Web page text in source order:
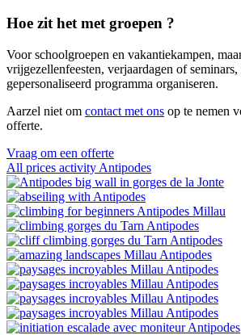
Hoe zit het met groepen ?
Voor schoolgroepen en vakantiekampen,
vrijgezellenfeesten, verjaardagen of
gepersonaliseerd programma organiseren.
Aarzel niet om contact met ons op te nemen
offerte.
Vraag om een offerte
All prices activity Antipodes